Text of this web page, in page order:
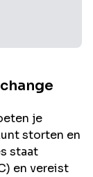
je
storten en
staat
en vereist